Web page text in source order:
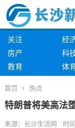
关注 经
房产
科
教育
体
首页 热点
特朗普将美高法
来源：长沙生活网 时